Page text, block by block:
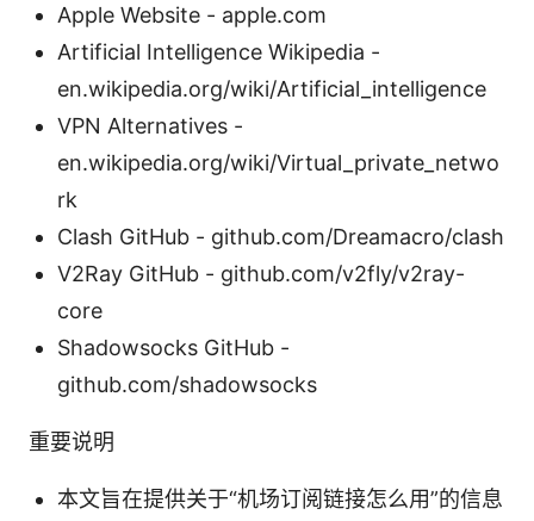
Apple Website - apple.com
Artificial Intelligence Wikipedia -
en.wikipedia.org/wiki/Artificial_intelligence
VPN Alternatives -
en.wikipedia.org/wiki/Virtual_private_netwo
rk
Clash GitHub - github.com/Dreamacro/clash
V2Ray GitHub - github.com/v2fly/v2ray-
core
Shadowsocks GitHub -
github.com/shadowsocks
重要说明
本文旨在提供关于“机场订阅链接怎么用”的信息